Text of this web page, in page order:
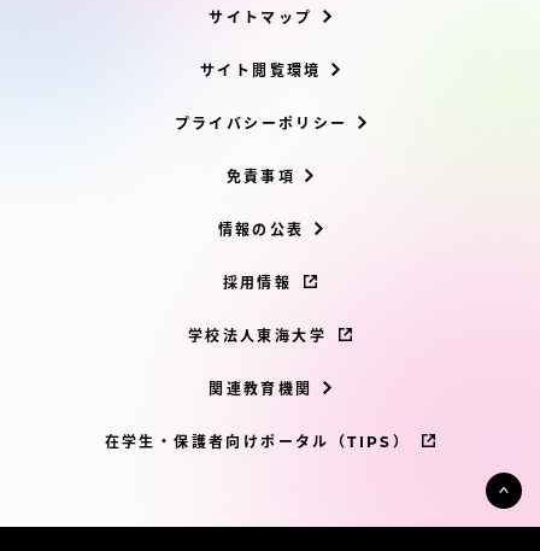
サイトマップ
サイト閲覧環境
プライバシーポリシー
免責事項
情報の公表
採用情報
学校法人東海大学
関連教育機関
在学生・保護者向けポータル（TIPS）